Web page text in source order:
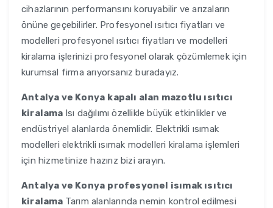
cihazlarının performansını koruyabilir ve arızaların
önüne geçebilirler. Profesyonel ısıtıcı fiyatları ve
modelleri profesyonel ısıtıcı fiyatları ve modelleri
kiralama işlerinizi profesyonel olarak çözümlemek için
kurumsal firma arıyorsanız buradayız.
Antalya ve Konya kapalı alan mazotlu ısıtıcı
kiralama Isı dağılımı özellikle büyük etkinlikler ve
endüstriyel alanlarda önemlidir. Elektrikli ısımak
modelleri elektrikli ısımak modelleri kiralama işlemleri
için hizmetinize hazırız bizi arayın.
Antalya ve Konya profesyonel isımak ısıtıcı
kiralama Tarım alanlarında nemin kontrol edilmesi